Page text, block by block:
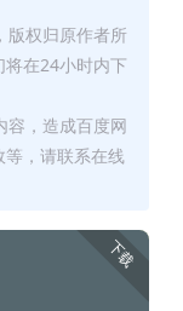
版权归原作者所
在24小时内下
容，造成百度网
，请联系在线
下载